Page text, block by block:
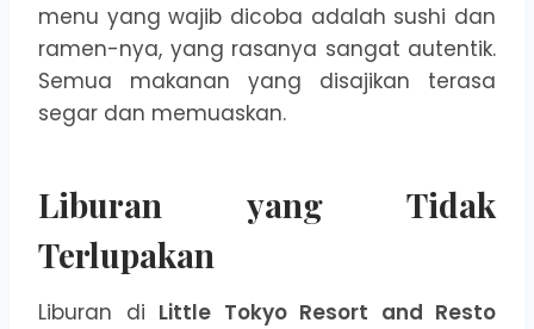
menu yang wajib dicoba adalah sushi dan
ramen-nya, yang rasanya sangat autentik.
Semua makanan yang disajikan terasa
segar dan memuaskan.
Liburan yang Tidak
Terlupakan
Liburan di Little Tokyo Resort and Resto